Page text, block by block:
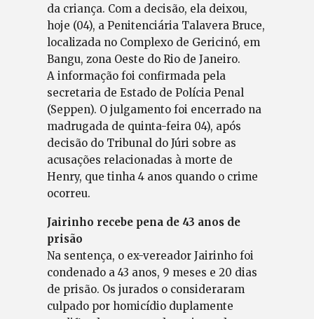
da criança. Com a decisão, ela deixou,
hoje (04), a Penitenciária Talavera Bruce,
localizada no Complexo de Gericinó, em
Bangu, zona Oeste do Rio de Janeiro.
A informação foi confirmada pela
secretaria de Estado de Polícia Penal
(Seppen). O julgamento foi encerrado na
madrugada de quinta-feira 04), após
decisão do Tribunal do Júri sobre as
acusações relacionadas à morte de
Henry, que tinha 4 anos quando o crime
ocorreu.
Jairinho recebe pena de 43 anos de
prisão
Na sentença, o ex-vereador Jairinho foi
condenado a 43 anos, 9 meses e 20 dias
de prisão. Os jurados o consideraram
culpado por homicídio duplamente